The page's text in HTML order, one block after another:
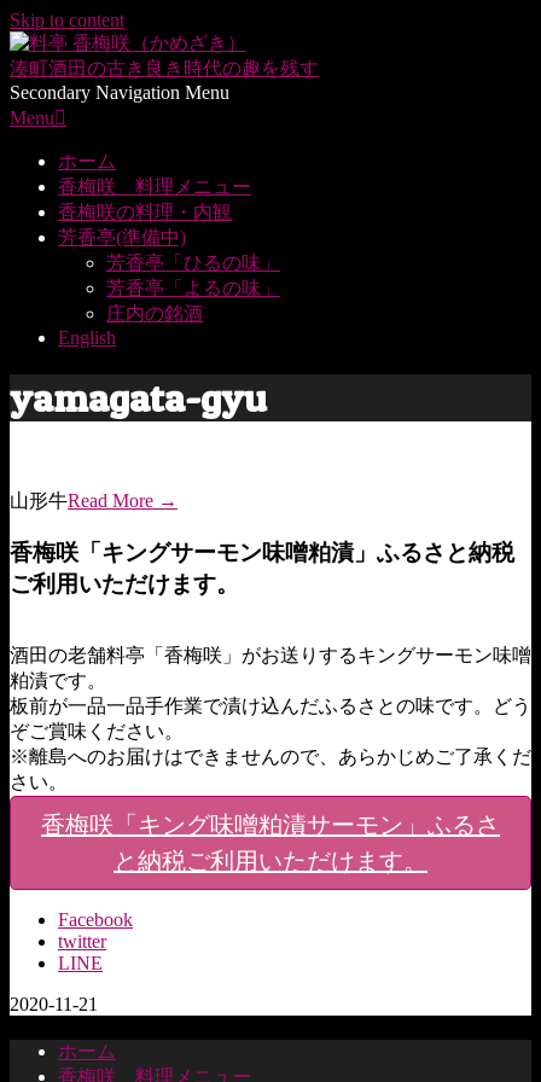
Skip to content
湊町酒田の古き良き時代の趣を残す
Secondary Navigation Menu
Menu
ホーム
香梅咲 料理メニュー
香梅咲の料理・内観
芳香亭(準備中)
芳香亭「ひるの味」
芳香亭「よるの味」
庄内の銘酒
English
yamagata-gyu
山形牛Read More →
香梅咲「キングサーモン味噌粕漬」ふるさと納税
ご利用いただけます。
酒田の老舗料亭「香梅咲」がお送りするキングサーモン味噌
粕漬です。
板前が一品一品手作業で漬け込んだふるさとの味です。どう
ぞご賞味ください。
※離島へのお届けはできませんので、あらかじめご了承くだ
さい。
香梅咲「キング味噌粕漬サーモン」ふるさ
と納税ご利用いただけます。
Facebook
twitter
LINE
2020-11-21
ホーム
香梅咲 料理メニュー